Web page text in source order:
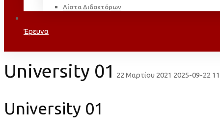
Λίστα Διδακτόρων
Έρευνα
University 01 22 Μαρτίου 2021 2025-09-22
University 01